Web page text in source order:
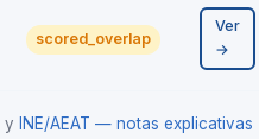
scored_overlap
Ver
→
y
INE/AEAT — notas explicativas